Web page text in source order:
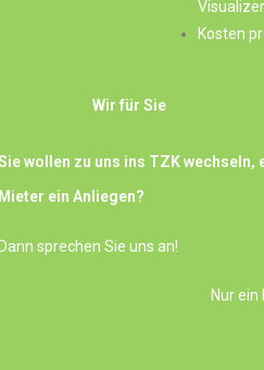
Visualizer
Kosten
Wir für Sie
wollen zu uns ins TZK
Mieter ein Anliegen?
Dann sprechen Sie uns an!
Nur